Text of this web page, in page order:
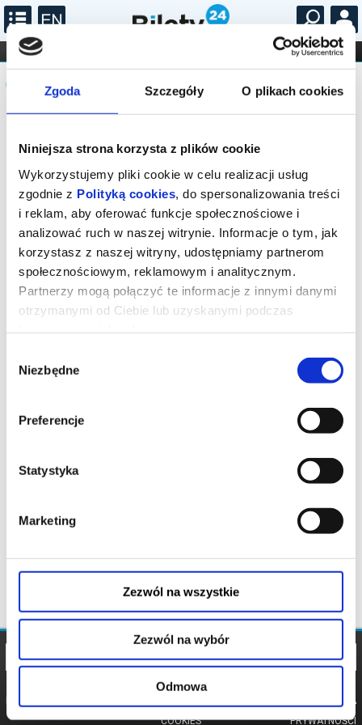
Zgoda Szczegóły O plikach cookies
Niniejsza strona korzysta z plików cookie
Wykorzystujemy pliki cookie w celu realizacji usług
zgodnie z Polityką cookies , do spersonalizowania treści
i reklam, aby oferować funkcje społecznościowe i
analizować ruch w naszej witrynie. Informacje o tym, jak
korzystasz z naszej witryny, udostępniamy partnerom
społecznościowym, reklamowym i analitycznym.
Partnerzy mogą połączyć te informacje z innymi danymi
otrzymanymi od Ciebie lub uzyskanymi podczas
zgody
Niezbędne
Preferencje
Statystyka
Marketing
Zezwól na wszystkie
Zezwól na wybór
Odmowa
KONCERTY TEATR ...
KABARET I
Komunikat
została zakończona.
POLITYKA
PRYWATNOŚCI
COOKIES